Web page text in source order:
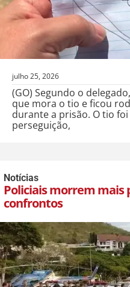
julho 25, 2026
(GO) Segundo o
que mora o tio e ficou
durante a prisão. O tio
perseguição,
Notícias
Policiais morrem mais
confrontos